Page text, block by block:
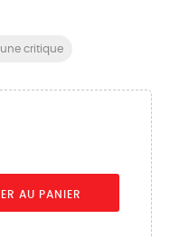
une critique
AU PANIER